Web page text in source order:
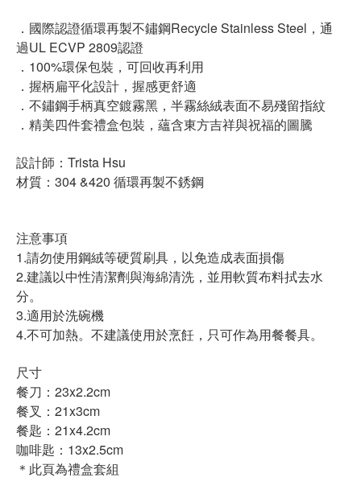
．國際認證循環再製不鏽鋼Recycle Stainless Steel，通
過UL ECVP 2809認證
．100%環保包裝，可回收再利用
．握柄扁平化設計，握感更舒適
．不鏽鋼手柄真空鍍霧黑，半霧絲絨表面不易殘留指紋
．精美四件套禮盒包裝，蘊含東方吉祥與祝福的圖騰
設計師：Trista Hsu
材質：304 &420 循環再製不銹鋼
注意事項
1.請勿使用鋼絨等硬質刷具，以免造成表面損傷
2.建議以中性清潔劑與海綿清洗，並用軟質布料拭去水
分。
3.適用於洗碗機
4.不可加熱。不建議使用於烹飪，只可作為用餐餐具。
尺寸
餐刀：23x2.2cm
餐叉：21x3cm
餐匙：21x4.2cm
咖啡匙：13x2.5cm
＊此頁為禮盒套組